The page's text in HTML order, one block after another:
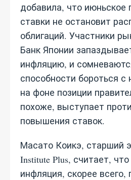
добавила, что
ставки не остановит
облигаций. Участники
Банк Японии
инфляцию, и
способности бороться
на фоне позиции
похоже, выступает
повышения ставок.
Масато Коикэ, старший
Institute Plus, считает,
инфляция, скорее всего,